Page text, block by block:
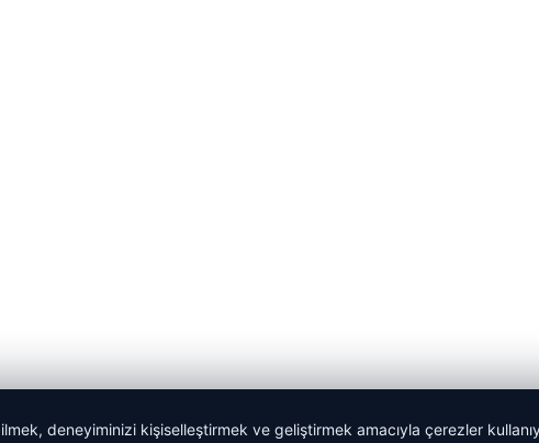
deneyiminizi kişiselleştirmek ve geliştirmek amacıyla çerezler